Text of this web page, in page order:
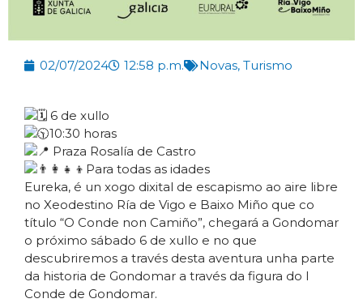
02/07/2024 12:58 p.m. Novas, Turismo
6 de xullo
10:30 horas
Praza Rosalía de Castro
Para todas as idades
Eureka, é un xogo dixital de escapismo ao aire libre
no Xeodestino Ría de Vigo e Baixo Miño que co
título “O Conde non Camiño”, chegará a Gondomar
o próximo sábado 6 de xullo e no que
descubriremos a través desta aventura unha parte
da historia de Gondomar a través da figura do I
Conde de Gondomar.